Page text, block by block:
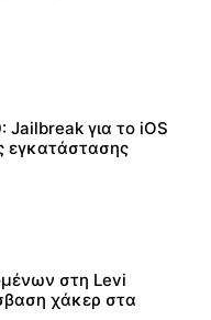
Jailbreak για το iOS
εγκατάστασης
στη Levi
χάκερ στα